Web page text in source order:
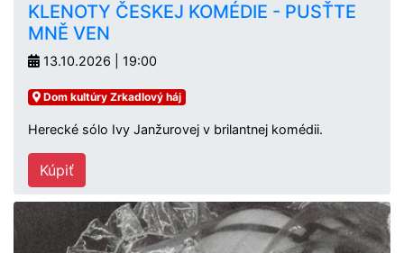
KLENOTY ČESKEJ KOMÉDIE - PUSŤTE
MNĚ VEN
13.10.2026 | 19:00
Dom kultúry Zrkadlový háj
Herecké sólo Ivy Janžurovej v brilantnej komédii.
Kúpiť